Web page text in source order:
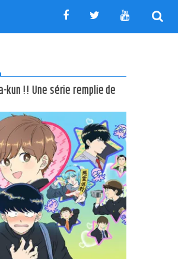
kun !! Une série remplie de